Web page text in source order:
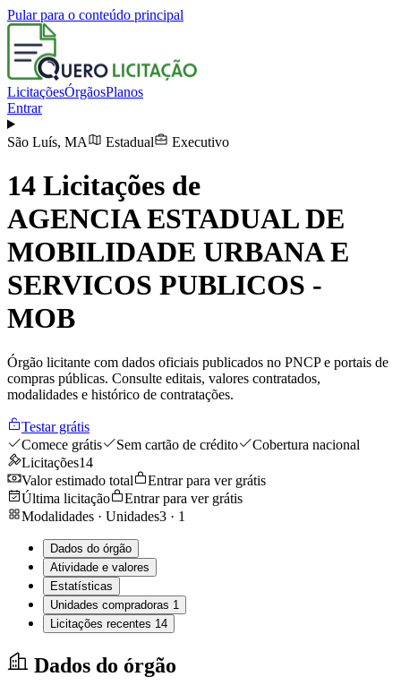
Pular para o conteúdo principal
LicitaçõesÓrgãosPlanos
Entrar
São Luís, MA Estadual Executivo
14 Licitações de
AGENCIA ESTADUAL DE
MOBILIDADE URBANA E
SERVICOS PUBLICOS -
MOB
Órgão licitante com dados oficiais publicados no PNCP e portais de
compras públicas. Consulte editais, valores contratados,
modalidades e histórico de contratações.
Testar grátis
Comece grátis
Sem cartão de crédito
Cobertura nacional
Licitações14
Valor estimado total
Entrar para ver grátis
Última licitação
Entrar para ver grátis
Modalidades · Unidades3 · 1
Dados do órgão
Atividade e valores
Estatísticas
Unidades compradoras 1
Licitações recentes 14
Dados do órgão